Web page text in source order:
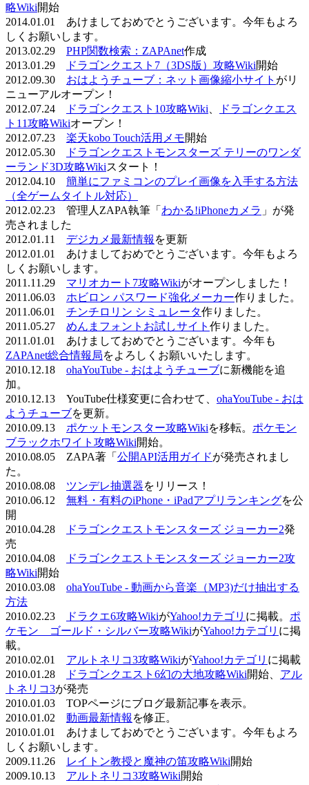
略Wiki開始
2014.01.01 あけましておめでとうございます。今年もよろ
しくお願いします。
2013.02.29 PHP関数検索：ZAPAnet作成
2013.01.29
ドラゴンクエスト7（3DS版）攻略Wiki開始
2012.09.30 おはようチューブ：ネット画像縮小サイト がリ
ニューアルオープン！
2012.07.24
ドラゴンクエスト10攻略Wiki
ドラゴンクエス
ト11攻略Wikiオープン！
2012.07.23 楽天kobo Touch活用メモ開始
2012.05.30
ドラゴンクエストモンスターズ テリーのワンダ
ーランド3D攻略Wikiスタート！
2012.04.10 簡単にファミコンのプレイ画像を入手する方法
（全ゲームタイトル対応）
2012.02.23 管理人ZAPA執筆「 わかる!iPhoneカメラ 」が発
売されました
2012.01.11 デジカメ最新情報 を更新
2012.01.01 あけましておめでとうございます。今年もよろ
しくお願いします。
2011.11.29 マリオカート7攻略Wikiがオープンしました！
2011.06.03 ホビロン パスワード強化メーカー作りました。
2011.06.01 チンチロリン シミュレータ作りました。
2011.05.27 めんまフォントお試しサイト 作りました。
2011.01.01 あけましておめでとうございます。今年も
ZAPAnet総合情報局をよろしくお願いいたします。
2010.12.18 ohaYouTube - おはようチューブに新機能を追
加。
2010.12.13 YouTube仕様変更に合わせて、 ohaYouTube - おは
ようチューブを更新。
2010.09.13 ポケットモンスター攻略Wikiを移転。 ポケモン
ブラックホワイト攻略Wiki開始。
2010.08.05 ZAPA著「 公開API活用ガイドが発売されまし
た。
2010.08.08 ツンデレ抽選器をリリース！
2010.06.12 無料・有料のiPhone・iPadアプリランキングを公
開
2010.04.28
ドラゴンクエストモンスターズ ジョーカー2発
売
2010.04.08
ドラゴンクエストモンスターズ ジョーカー2攻
略Wiki開始
2010.03.08 ohaYouTube - 動画から音楽（MP3)だけ抽出する
方法
2010.02.23
ドラクエ6攻略WikiがYahoo!カテゴリ に掲載。 ポ
ケモン ゴールド・シルバー攻略WikiがYahoo!カテゴリ に掲
載。
2010.02.01 アルトネリコ3攻略WikiがYahoo!カテゴリ に掲載
2010.01.28
ドラゴンクエスト6幻の大地攻略Wiki開始、 アル
トネリコ3が発売
2010.01.03 TOPページにブログ最新記事を表示。
2010.01.02 動画最新情報 を修正。
2010.01.01 あけましておめでとうございます。今年もよろ
しくお願いします。
2009.11.26
レイトン教授と魔神の笛攻略Wiki開始
2009.10.13 アルトネリコ3攻略Wiki開始